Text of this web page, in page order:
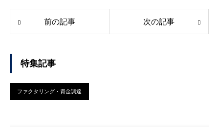
前の記事 次の記事
特集記事
ファクタリング・資金調達